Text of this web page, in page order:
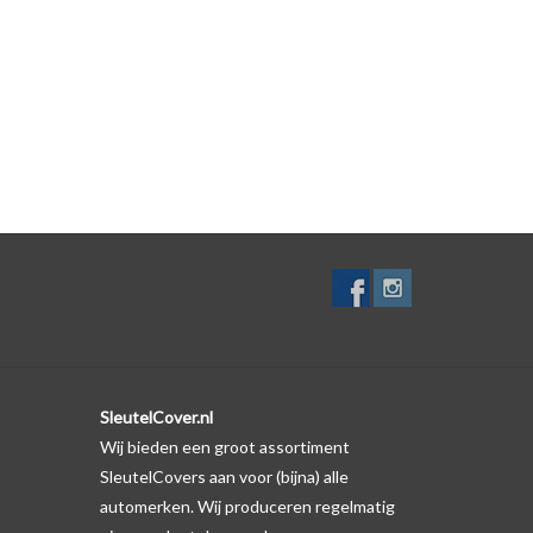
SleutelCover.nl
Wij bieden een groot assortiment
SleutelCovers aan voor (bijna) alle
automerken. Wij produceren regelmatig